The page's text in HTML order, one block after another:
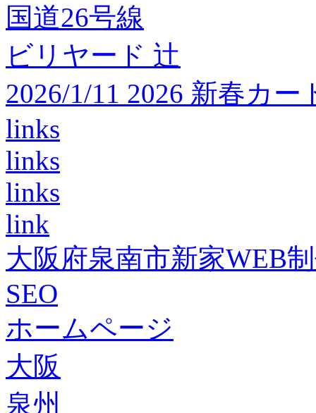
国道26号線
ビリヤード 辻
2026/1/11 2026 新春カ
links
links
links
link
大阪府泉南市新家WEB
SEO
ホームページ
大阪
泉州